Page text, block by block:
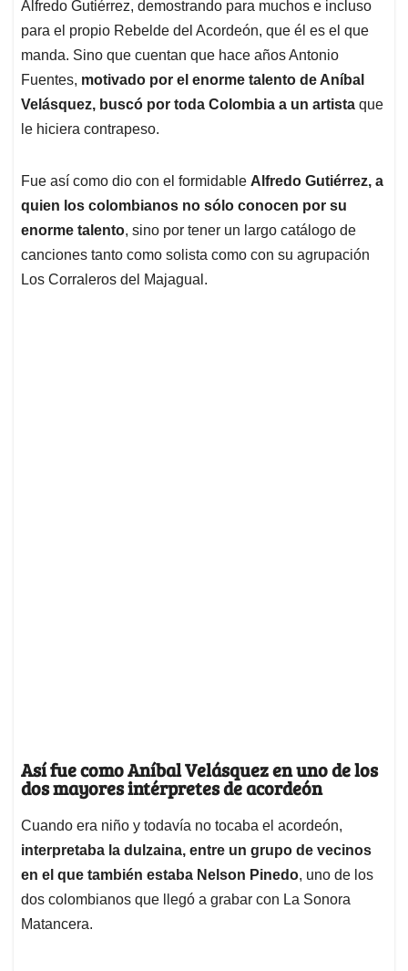
Alfredo Gutiérrez, demostrando para muchos e incluso
para el propio Rebelde del Acordeón, que él es el que
manda. Sino que cuentan que hace años Antonio
Fuentes, motivado por el enorme talento de Aníbal
Velásquez, buscó por toda Colombia a un artista que
le hiciera contrapeso.
Fue así como dio con el formidable Alfredo Gutiérrez, a
quien los colombianos no sólo conocen por su
enorme talento, sino por tener un largo catálogo de
canciones tanto como solista como con su agrupación
Los Corraleros del Majagual.
Así fue como Aníbal Velásquez en uno de los
dos mayores intérpretes de acordeón
Cuando era niño y todavía no tocaba el acordeón,
interpretaba la dulzaina, entre un grupo de vecinos
en el que también estaba Nelson Pinedo, uno de los
dos colombianos que llegó a grabar con La Sonora
Matancera.